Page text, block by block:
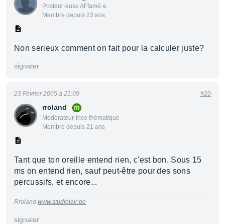
Posteur·euse AFfamé·e
Membre depuis 23 ans
Non serieux comment on fait pour la calculer juste?
signaler
rroland
Modérateur·trice thématique
Membre depuis 21 ans
23 Février 2005 à 21:09 #20
Tant que ton oreille entend rien, c'est bon. Sous 15
ms on entend rien, sauf peut-être pour des sons
percussifs, et encore...
Rroland www.studiolair.be
signaler